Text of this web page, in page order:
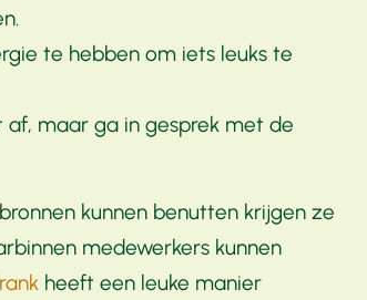
te hebben om iets leuks te
maar ga in gesprek met de
kunnen benutten krijgen ze
medewerkers kunnen
heeft een leuke manier